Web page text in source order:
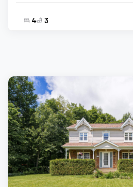
4 3